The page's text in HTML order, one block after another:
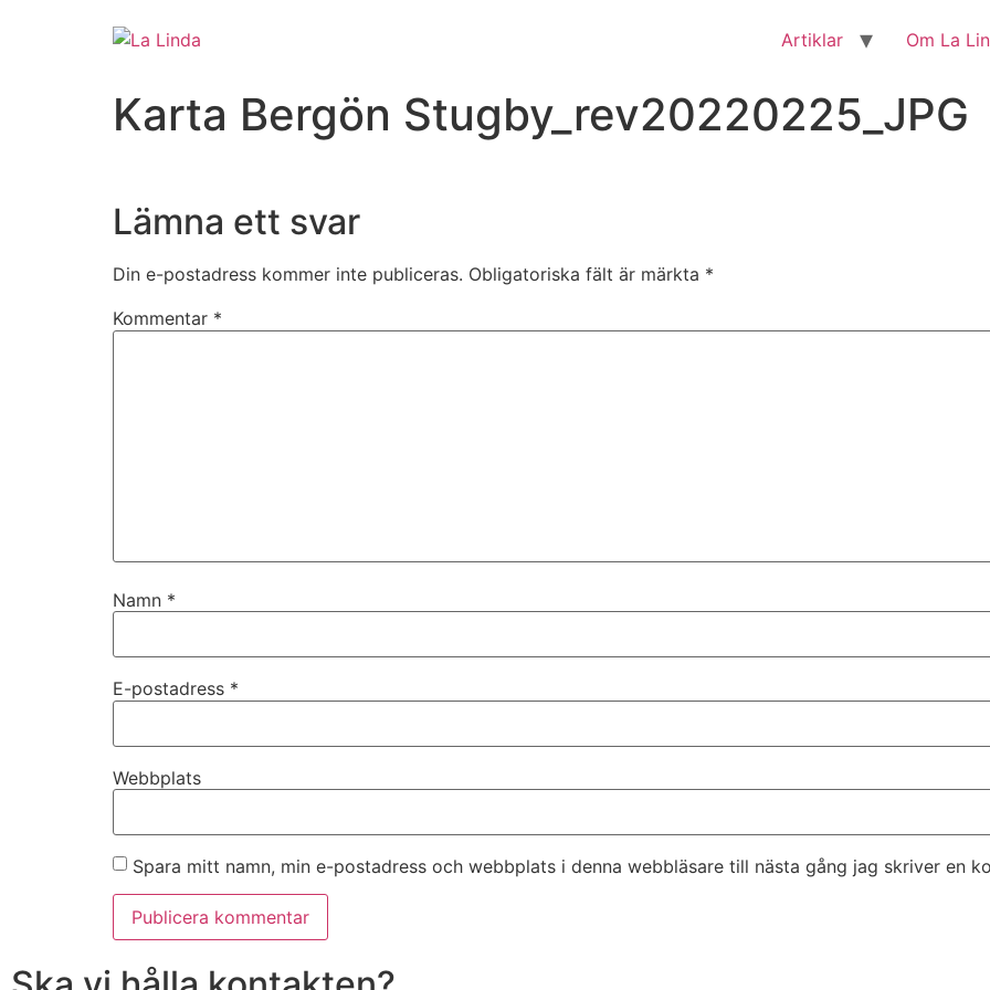
Artiklar Om La
Karta Bergön Stugby_rev20220225_JPG
Lämna ett svar
Din e-postadress kommer inte publiceras. Obligatoriska fält är märkta *
Kommentar *
Namn *
E-postadress *
Webbplats
Spara mitt namn, min e-postadress och webbplats i denna webbläsare till nästa gång jag skriver en